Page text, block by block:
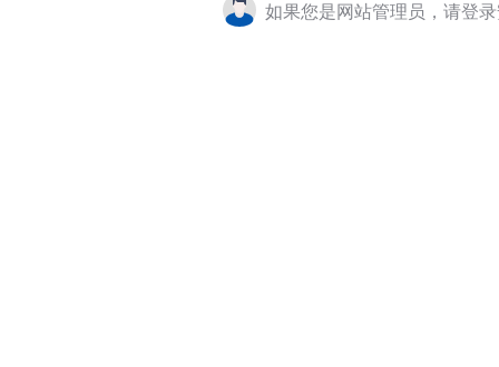
如果您是网站管理员，请登